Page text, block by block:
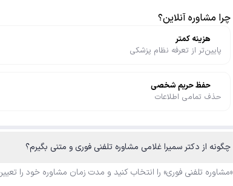
چرا مشاوره آنلاین؟
هزینه کمتر
پایین‌تر از تعرفه نظام پزشکی
حفظ حریم شخصی
حذف تمامی اطلاعات
چگونه از دکتر سمیرا غلامی مشاوره تلفنی فوری و متنی بگیرم؟
«مشاوره تلفنی فوری» را انتخاب کنید و مدت زمان مشاوره خود را